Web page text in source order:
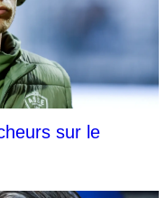
sur le